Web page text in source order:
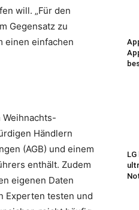
will. „Für den
Gegensatz zu
einen einfachen
Händlern
(AGB) und einem
enthält. Zudem
eigenen Daten
Experten testen und